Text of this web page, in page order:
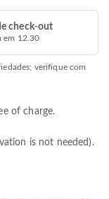
check-out
em 12.30
verifique com
of charge.
is not needed).